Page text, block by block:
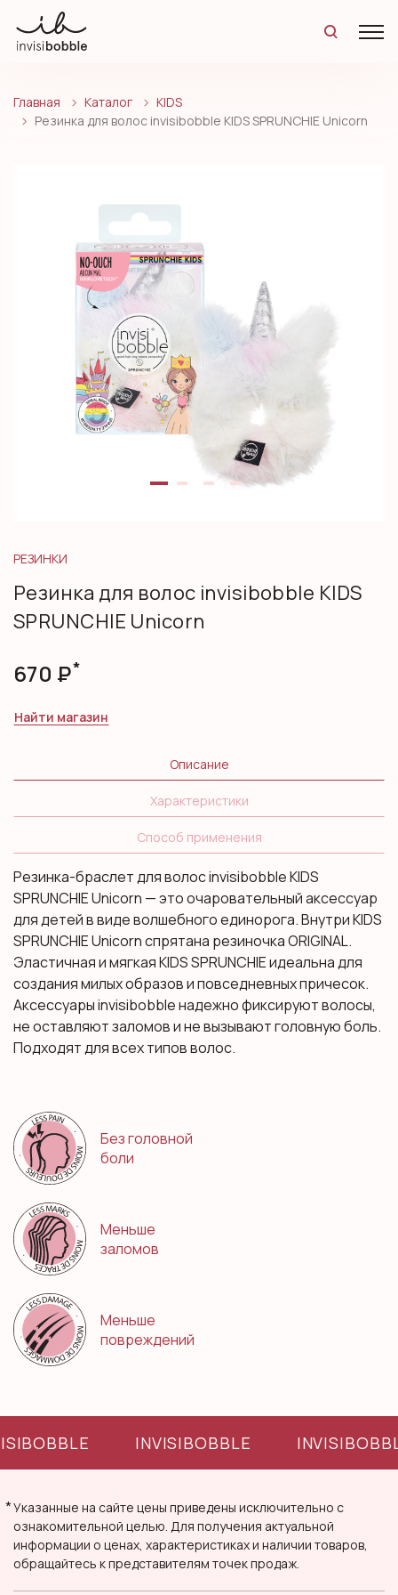
Главная Каталог
KIDS
Резинка для волос invisibobble KIDS SPRUNCHIE Unicorn
РЕЗИНКИ
Резинка для волос invisibobble KIDS
SPRUNCHIE Unicorn
670 Р*
Найти магазин
Описание
Характеристики
Способ применения
Резинка-браслет для волос invisibobble KIDS
SPRUNCHIE Unicorn — это очаровательный аксессуар
для детей в виде волшебного единорога. Внутри KIDS
SPRUNCHIE Unicorn спрятана резиночка ORIGINAL.
Эластичная и мягкая KIDS SPRUNCHIE идеальна для
создания милых образов и повседневных причесок.
Аксессуары invisibobble надежно фиксируют волосы,
не оставляют заломов и не вызывают головную боль.
Подходят для всех типов волос.
Без головной
боли
Меньше
заломов
Меньше
повреждений
INVISIBOBBLE
*Указанные на сайте цены приведены исключительно с
ознакомительной целью. Для получения актуальной
информации о ценах, характеристиках и наличии товаров,
обращайтесь к представителям точек продаж.